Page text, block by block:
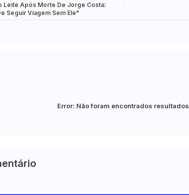
Leite Após Morte De Jorge Costa:
Seguir Viagem Sem Ele"
Error: Não foram encontrados resultados